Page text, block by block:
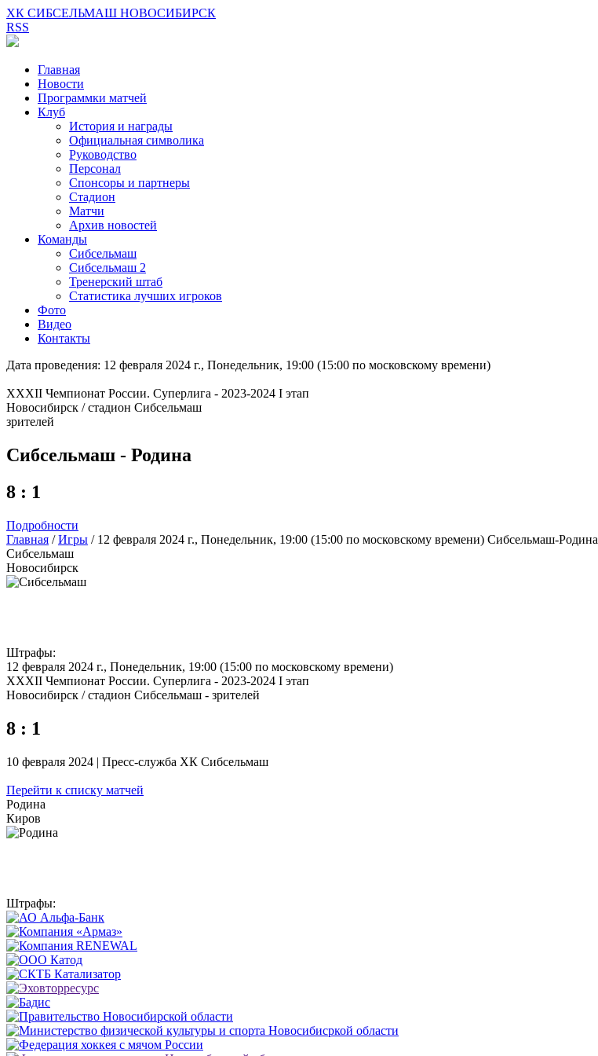
ХК СИБСЕЛЬМАШ НОВОСИБИРСК
RSS
Главная
Новости
Программки матчей
Клуб
История и награды
Официальная символика
Руководство
Персонал
Спонсоры и партнеры
Стадион
Матчи
Архив новостей
Команды
Сибсельмаш
Сибсельмаш 2
Тренерский штаб
Статистика лучших игроков
Фото
Видео
Контакты
Дата проведения: 12 февраля 2024 г., Понедельник, 19:00 (15:00 по московскому времени)
XXXII Чемпионат России. Суперлига - 2023-2024 I этап
Новосибирск / стадион Сибсельмаш
зрителей
Сибсельмаш - Родина
8 : 1
Подробности
Главная /Игры / 12 февраля 2024 г., Понедельник, 19:00 (15:00 по московскому времени) Сибсельмаш-Родина
Сибсельмаш
Новосибирск
Штрафы:
12 февраля 2024 г., Понедельник, 19:00 (15:00 по московскому времени)
XXXII Чемпионат России. Суперлига - 2023-2024 I этап
Новосибирск / стадион Сибсельмаш - зрителей
8 : 1
10 февраля 2024 | Пресс-служба ХК Сибсельмаш
Перейти к списку матчей
Родина
Киров
Штрафы: